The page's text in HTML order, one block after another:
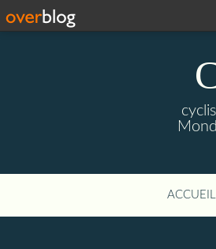
ACCUEIL